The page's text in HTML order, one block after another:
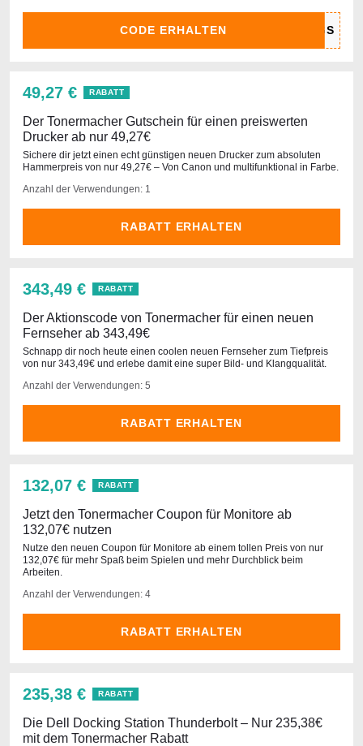
CODE ERHALTEN
49,27 € RABATT
Der Tonermacher Gutschein für einen preiswerten
Drucker ab nur 49,27€
Sichere dir jetzt einen echt günstigen neuen Drucker zum absoluten
Hammerpreis von nur 49,27€ – Von Canon und multifunktional in Farbe.
Anzahl der Verwendungen: 1
RABATT ERHALTEN
343,49 € RABATT
Der Aktionscode von Tonermacher für einen neuen
Fernseher ab 343,49€
Schnapp dir noch heute einen coolen neuen Fernseher zum Tiefpreis
von nur 343,49€ und erlebe damit eine super Bild- und Klangqualität.
Anzahl der Verwendungen: 5
RABATT ERHALTEN
132,07 € RABATT
Jetzt den Tonermacher Coupon für Monitore ab
132,07€ nutzen
Nutze den neuen Coupon für Monitore ab einem tollen Preis von nur
132,07€ für mehr Spaß beim Spielen und mehr Durchblick beim
Arbeiten.
Anzahl der Verwendungen: 4
RABATT ERHALTEN
235,38 € RABATT
Die Dell Docking Station Thunderbolt – Nur 235,38€
mit dem Tonermacher Rabatt